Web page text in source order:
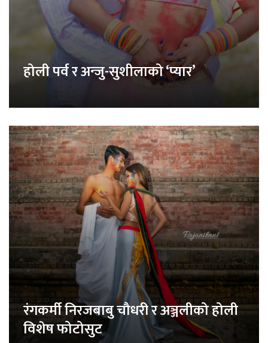
होली पर्व र अन्जु-सुशीलाको ‘प्यार’
रंगकर्मी निरजबाबु चौधरी र अञ्जलीको होली
विशेष फोटोसुट